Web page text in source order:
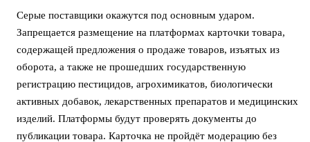
Серые поставщики окажутся под основным ударом.
Запрещается размещение на платформах карточки товара,
содержащей предложения о продаже товаров, изъятых из
оборота, а также не прошедших государственную
регистрацию пестицидов, агрохимикатов, биологически
активных добавок, лекарственных препаратов и медицинских
изделий. Платформы будут проверять документы до
публикации товара. Карточка не пройдёт модерацию без